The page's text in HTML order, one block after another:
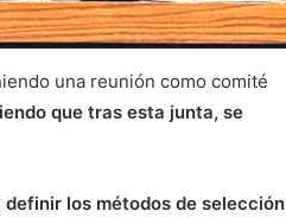
una reunión como comité
que tras esta junta, se
los métodos de selección